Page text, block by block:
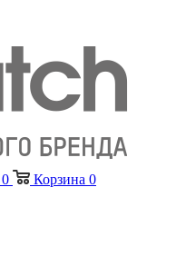
0 Корзина 0